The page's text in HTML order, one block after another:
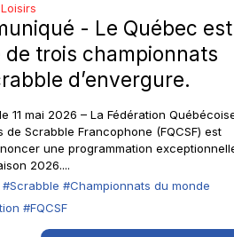
- Le Québec est
de trois championnats
d’envergure.
11 mai 2026 – La Fédération
de Scrabble Francophone (FQCSF) est
une programmation
2026....
#Scrabble #Championnats du monde
#FQCSF